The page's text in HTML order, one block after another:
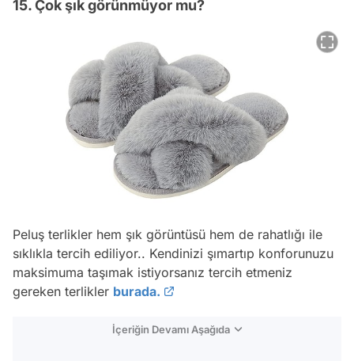
15. Çok şık görünmüyor mu?
Peluş terlikler hem şık görüntüsü hem de rahatlığı ile
sıklıkla tercih ediliyor.. Kendinizi şımartıp konforunuzu
maksimuma taşımak istiyorsanız tercih etmeniz
gereken terlikler burada.
İçeriğin Devamı Aşağıda